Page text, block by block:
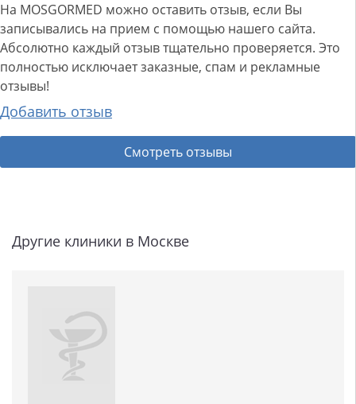
На MOSGORMED можно оставить отзыв, если Вы
записывались на прием с помощью нашего сайта.
Абсолютно каждый отзыв тщательно проверяется. Это
полностью исключает заказные, спам и рекламные
отзывы!
Добавить отзыв
Смотреть отзывы
Другие клиники в Москве